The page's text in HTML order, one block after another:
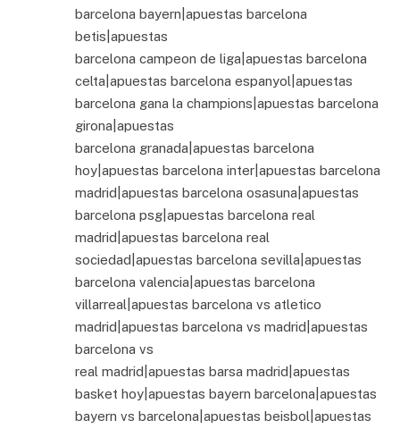
barcelona bayern|apuestas barcelona
betis|apuestas
barcelona campeon de liga|apuestas barcelona
celta|apuestas barcelona espanyol|apuestas
barcelona gana la champions|apuestas barcelona
girona|apuestas
barcelona granada|apuestas barcelona
hoy|apuestas barcelona inter|apuestas barcelona
madrid|apuestas barcelona osasuna|apuestas
barcelona psg|apuestas barcelona real
madrid|apuestas barcelona real
sociedad|apuestas barcelona sevilla|apuestas
barcelona valencia|apuestas barcelona
villarreal|apuestas barcelona vs atletico
madrid|apuestas barcelona vs madrid|apuestas
barcelona vs
real madrid|apuestas barsa madrid|apuestas
basket hoy|apuestas bayern barcelona|apuestas
bayern vs barcelona|apuestas beisbol|apuestas